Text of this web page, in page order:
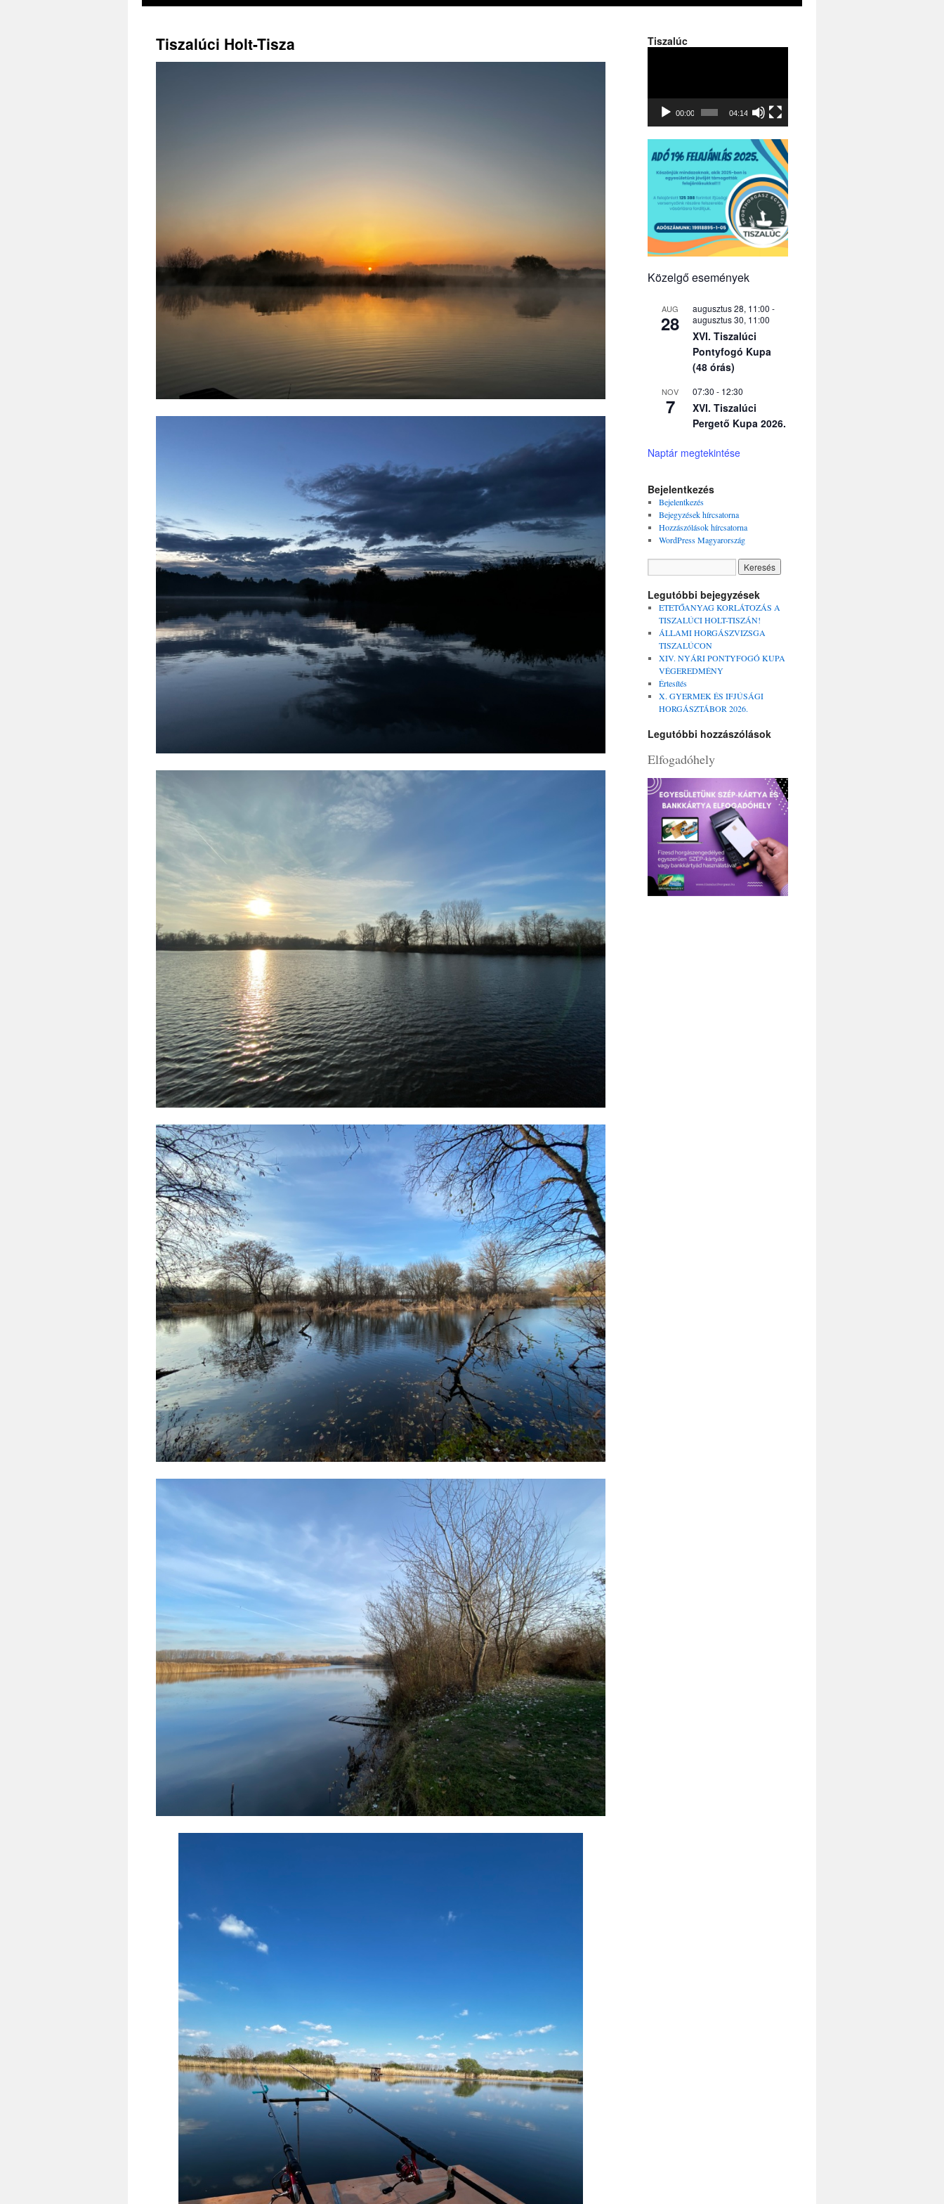
Tiszalúci Holt-Tisza Tiszalúc
00:00 04:14
Közelgő események
AUG
28
augusztus 28, 11:00 -
augusztus 30, 11:00
XVI. Tiszalúci
Pontyfogó Kupa
(48 órás)
NOV
7
07:30 - 12:30
XVI. Tiszalúci
Pergető Kupa 2026.
Naptár megtekintése
Bejelentkezés
Bejelentkezés
Bejegyzések hírcsatorna
Hozzászólások hírcsatorna
WordPress Magyarország
Legutóbbi bejegyzések
ETETŐANYAG KORLÁTOZÁS A
TISZALÚCI HOLT-TISZÁN!
ÁLLAMI HORGÁSZVIZSGA
TISZALÚCON
XIV. NYÁRI PONTYFOGÓ KUPA
VÉGEREDMÉNY
Értesítés
X. GYERMEK ÉS IFJÚSÁGI
HORGÁSZTÁBOR 2026.
Legutóbbi hozzászólások
Elfogadóhely